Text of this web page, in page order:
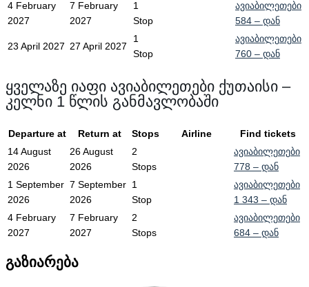
4 February
2027
7 February
2027
1
Stop
ავიაბილეთები
584 – დან
23 April 2027 27 April 2027
1
Stop
ავიაბილეთები
760 – დან
ყველაზე იაფი ავიაბილეთები ქუთაისი –
კელნი 1 წლის განმავლობაში
Departure at Return at Stops Airline
Find tickets
14 August
2026
26 August
2026
2
Stops
ავიაბილეთები
778 – დან
1 September
2026
7 September
2026
1
Stop
ავიაბილეთები
1 343 – დან
4 February
2027
7 February
2027
2
Stops
ავიაბილეთები
684 – დან
გაზიარება